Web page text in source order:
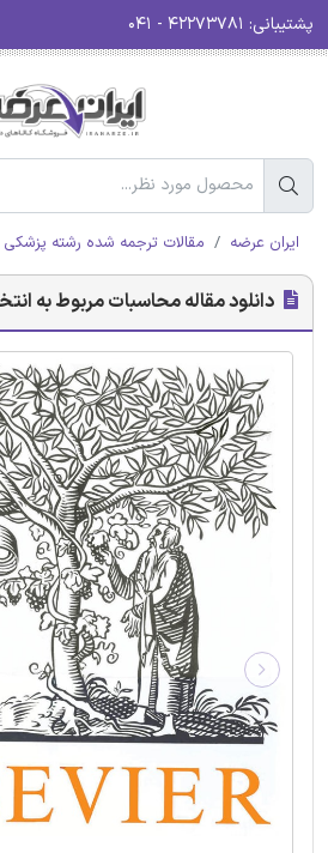
پشتیبانی:
ایران عرضه مقالات ترجمه شده رشته پزشکی
دانلود مقاله محاسبات مربوط به